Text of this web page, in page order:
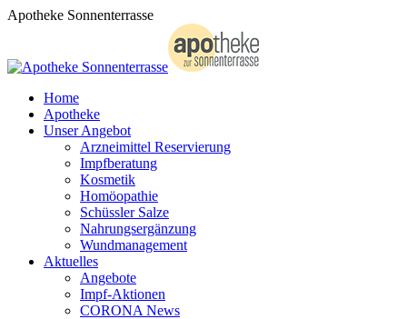
Zum
Apotheke Sonnenterrasse
Home
Apotheke
Unser Angebot
Arzneimittel Reservierung
Impfberatung
Kosmetik
Homöopathie
Schüssler Salze
Nahrungsergänzung
Wundmanagement
Aktuelles
Angebote
Impf-Aktionen
CORONA News